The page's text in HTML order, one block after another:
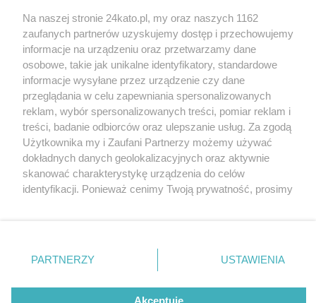
przedszkola oraz biura
2 / 3
Biurowiec Kossutha 11
Katowice 02
Wydawca mediów lokalnych
Nie zapomnij
zapoznać się z:
polityką prywatności regulamin korzystania z portali
Twojemiasto
Piekary Śląskie
Chorzów
Tarnowskie Góry
Gliwice
Skontakuj sięz nami
Kontakt
Wydawca
Redakcja
Na naszej stronie 24kato.pl, my oraz naszych 1162
zaufanych partnerów uzyskujemy dostęp i przechowujemy
informacje na urządzeniu oraz przetwarzamy dane
osobowe, takie jak unikalne identyfikatory, standardowe
informacje wysyłane przez urządzenie czy dane
przeglądania w celu zapewniania spersonalizowanych
reklam, wybór spersonalizowanych treści, pomiar reklam i
treści, badanie odbiorców oraz ulepszanie usług. Za zgodą
Użytkownika my i Zaufani Partnerzy możemy używać
dokładnych danych geolokalizacyjnych oraz aktywnie
skanować charakterystykę urządzenia do celów
identyfikacji. Ponieważ cenimy Twoją prywatność, prosimy
prywatności znajdujący się w lewym dolnym rogu strony
. Niektóre rodzaje przetwarzania danych nie wymagają
zgody użytkownika, ale masz prawo sprzeciwić się
takiemu przetwarzaniu. Preferencje będą miały
PARTNERZY USTAWIENIA
Akceptuję